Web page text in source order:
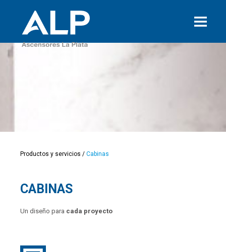
Productos y servicios / Cabinas
CABINAS
Un diseño para cada proyecto